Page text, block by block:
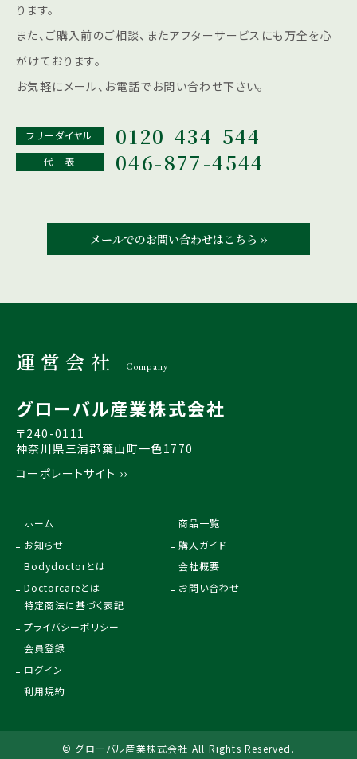
ります。
また、ご購入前のご相談、またアフターサービスにも 万全を心
がけております。
お気軽にメール、お電話でお問い合わせ下さい。
フリーダイヤル 0120-434-544
代 表 046-877-4544
メールでのお問い合わせはこちら ››
運営会社 Company
グローバル産業株式会社
〒240-0111
神奈川県三浦郡葉山町一色1770
コーポレートサイト ››
ホーム
お知らせ
Bodydoctorとは
Doctorcareとは
商品一覧
購入ガイド
会社概要
お問い合わせ
特定商法に基づく表記
プライバシーポリシー
会員登録
ログイン
利用規約
© グローバル産業株式会社 All Rights Reserved.